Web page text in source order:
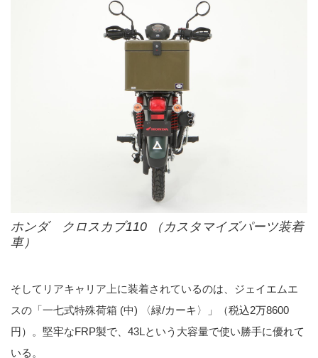
ホンダ クロスカブ110 （カスタマイズパーツ装着
車）
そしてリアキャリア上に装着されているのは、ジェイエムエ
スの「一七式特殊荷箱 (中) 〈緑/カーキ〉」（税込2万8600
円）。堅牢なFRP製で、43Lという大容量で使い勝手に優れて
いる。